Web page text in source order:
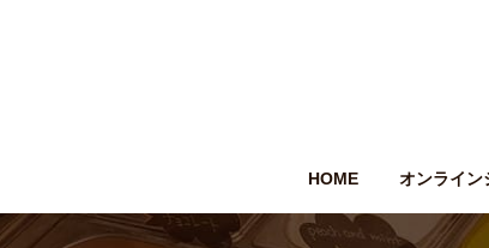
HOME オンライン